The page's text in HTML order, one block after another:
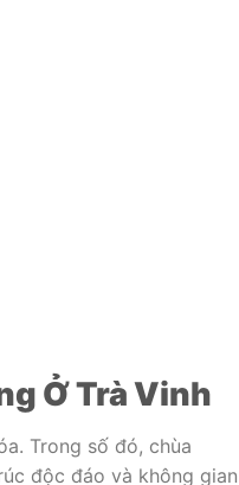
Ở Trà Vinh
Trong số đó, chùa
độc đáo và không gian